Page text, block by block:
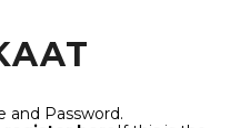
and Password.